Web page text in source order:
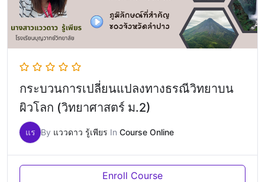
กระบวนการเปลี่ยนแปลงทางธรณีวิทยาบน
ผิวโลก (วิทยาศาสตร์ ม.2)
แร By แววดาว รู้เพียร In Course Online
Enroll Course